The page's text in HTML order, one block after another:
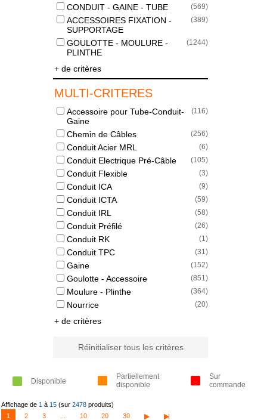
CONDUIT - GAINE - TUBE (569)
ACCESSOIRES FIXATION -
SUPPORTAGE
(389)
GOULOTTE - MOULURE -
PLINTHE
(1244)
+ de critères
MULTI-CRITERES
Accessoire pour Tube-Conduit-
Gaine
(116)
Chemin de Câbles (256)
Conduit Acier MRL (6)
Conduit Electrique Pré-Câble (105)
Conduit Flexible (3)
Conduit ICA (9)
Conduit ICTA (59)
Conduit IRL (58)
Conduit Préfilé (26)
Conduit RK (1)
Conduit TPC (31)
Gaine (152)
Goulotte - Accessoire (851)
Moulure - Plinthe (364)
Nourrice (20)
+ de critères
Réinitialiser tous les critères
Disponible
Partiellement
disponible
Sur
commande
Affichage de 1 à 15 (sur 2478 produits)
1
2 3 10 20 30